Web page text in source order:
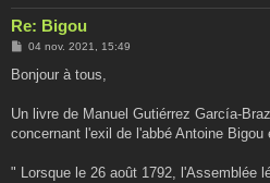
Re: Bigou
M
s
g
04 nov. 2021, 15:49
Bonjour à tous,
Un livre de Manuel Gutiérrez García-
concernant l'exil de l'abbé Antoine Bigou
" Lorsque le 26 août 1792, l'Assemblée